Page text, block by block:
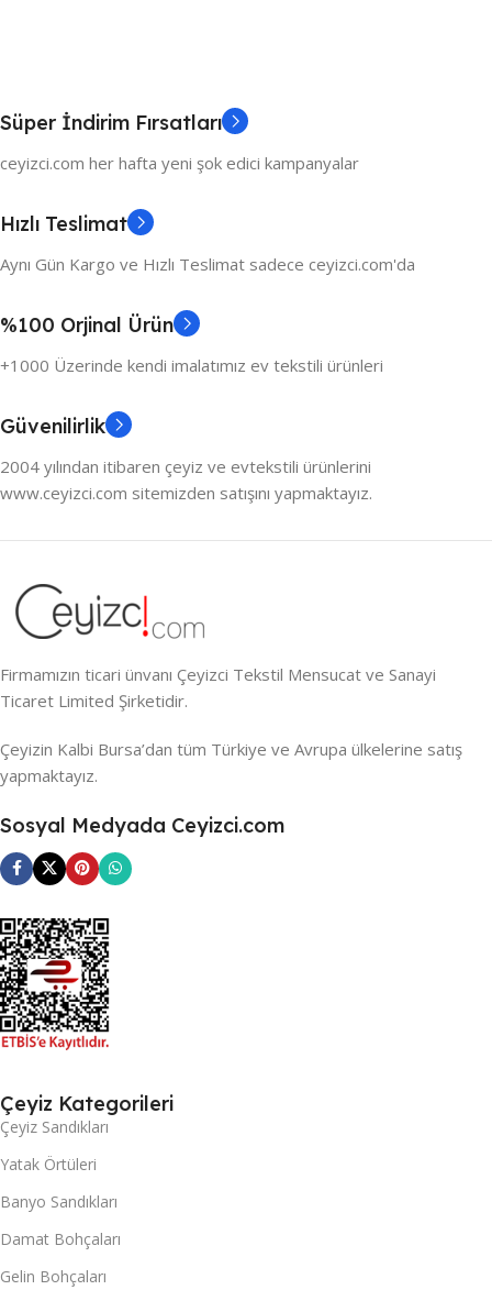
Süper İndirim Fırsatları
ceyizci.com her hafta yeni şok edici kampanyalar
Hızlı Teslimat
Aynı Gün Kargo ve Hızlı Teslimat sadece ceyizci.com'da
%100 Orjinal Ürün
+1000 Üzerinde kendi imalatımız ev tekstili ürünleri
Güvenilirlik
2004 yılından itibaren çeyiz ve evtekstili ürünlerini
www.ceyizci.com sitemizden satışını yapmaktayız.
Firmamızın ticari ünvanı Çeyizci Tekstil Mensucat ve Sanayi
Ticaret Limited Şirketidir.
Çeyizin Kalbi Bursa’dan tüm Türkiye ve Avrupa ülkelerine satış
yapmaktayız.
Sosyal Medyada Ceyizci.com
Çeyiz Kategorileri
Çeyiz Sandıkları
Yatak Örtüleri
Banyo Sandıkları
Damat Bohçaları
Gelin Bohçaları